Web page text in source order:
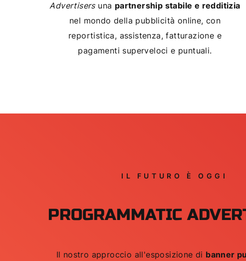
Advertisersuna partnership stabile e redditizia
nel mondo della pubblicità online, con
reportistica, assistenza, fatturazione e
pagamenti superveloci e puntuali.
IL FUTURO È OGGI
PROGRAMMATIC
Il nostro approccio all'esposizione di banner